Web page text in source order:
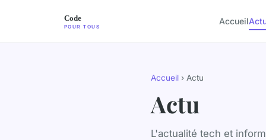
Accueil
Accueil › Actu
Actu
L'actualité tech et